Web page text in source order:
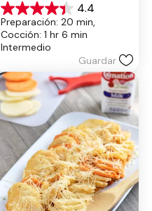
4.4
4.4
de
5
estrellas.
reseñas
Preparación: 20 min,
Cocción: 1 hr 6 min
Intermedio
Guardar